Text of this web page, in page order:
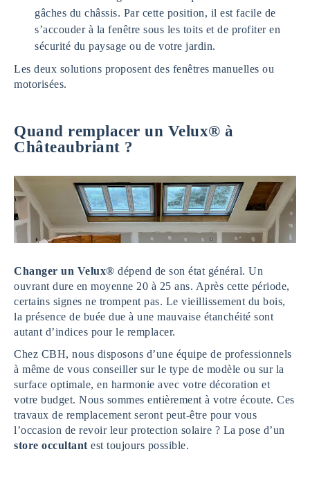
gâches du châssis. Par cette position, il est facile de
s’accouder à la fenêtre sous les toits et de profiter en
sécurité du paysage ou de votre jardin.
Les deux solutions proposent des fenêtres manuelles ou
motorisées.
Quand remplacer un Velux® à
Châteaubriant ?
Changer un Velux® dépend de son état général. Un
ouvrant dure en moyenne 20 à 25 ans. Après cette période,
certains signes ne trompent pas. Le vieillissement du bois,
la présence de buée due à une mauvaise étanchéité sont
autant d’indices pour le remplacer.
Chez CBH, nous disposons d’une équipe de professionnels
à même de vous conseiller sur le type de modèle ou sur la
surface optimale, en harmonie avec votre décoration et
votre budget. Nous sommes entièrement à votre écoute. Ces
travaux de remplacement seront peut-être pour vous
l’occasion de revoir leur protection solaire ? La pose d’un
store occultant est toujours possible.